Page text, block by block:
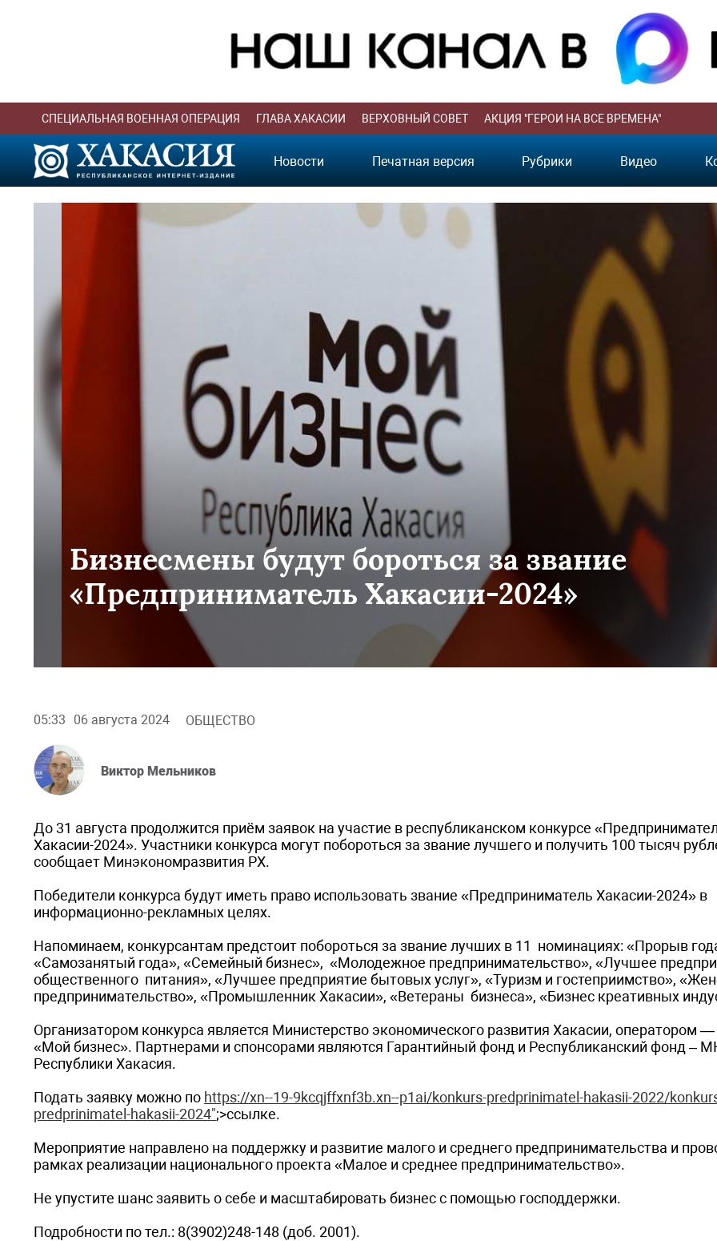
СПЕЦИАЛЬНАЯ ВОЕННАЯ ОПЕРАЦИЯ ГЛАВА ХАКАСИИ ВЕРХОВНЫЙ СОВЕТ АКЦИЯ "ГЕРОИ НА ВСЕ ВРЕМЕНА"
Новости Печатная версия Рубрики Видео
Бизнесмены будут бороться за звание
«Предприниматель Хакасии-2024»
05:33 06 августа 2024 ОБЩЕСТВО
Виктор Мельников
До 31 августа продолжится приём заявок на участие в республиканском конкурсе
Хакасии-2024». Участники конкурса могут побороться за звание лучшего и получить 100 тысяч
сообщает Минэкономразвития РХ.
Победители конкурса будут иметь право использовать звание «Предприниматель Хакасии-2024» в
информационно-рекламных целях.
Напоминаем, конкурсантам предстоит побороться за звание лучших в 11 номинациях: «Прорыв
«Самозанятый года», «Семейный бизнес», «Молодежное предпринимательство», «Лучшее
общественного питания», «Лучшее предприятие бытовых услуг», «Туризм и гостеприимство»,
предпринимательство», «Промышленник Хакасии», «Ветераны бизнеса», «Бизнес креативных
Организатором конкурса является Министерство экономического развития Хакасии, оператором
«Мой бизнес». Партнерами и спонсорами являются Гарантийный фонд и Республиканский фонд –
Республики Хакасия.
Подать заявку можно по https://xn--19-9kcqjffxnf3b.xn--p1ai/konkurs-predprinimatel-hakasii-2022/
predprinimatel-hakasii-2024";>ссылке.
Мероприятие направлено на поддержку и развитие малого и среднего предпринимательства и
рамках реализации национального проекта «Малое и среднее предпринимательство».
Не упустите шанс заявить о себе и масштабировать бизнес с помощью господдержки.
Подробности по тел.: 8(3902)248-148 (доб. 2001).